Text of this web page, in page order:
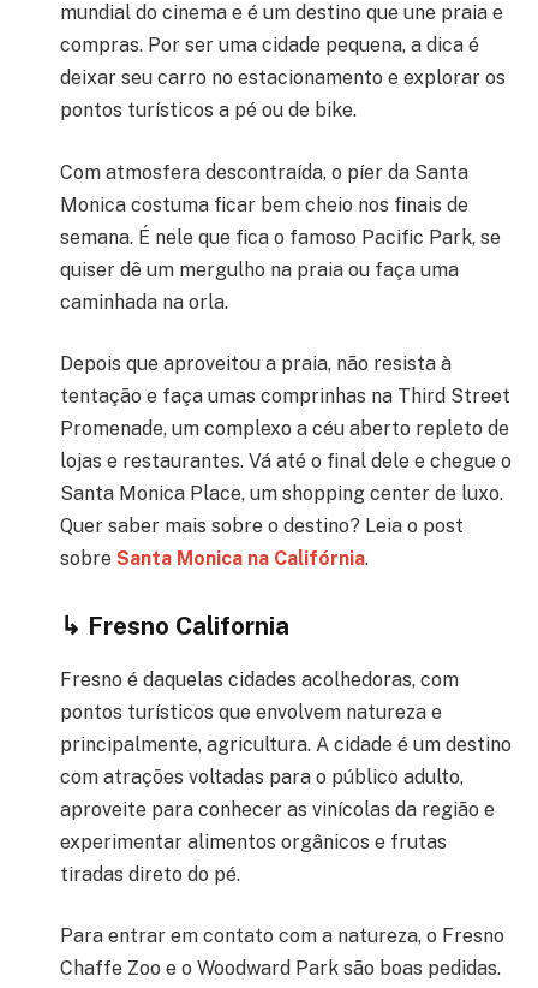
mundial do cinema e é um destino que une praia e
compras. Por ser uma cidade pequena, a dica é
deixar seu carro no estacionamento e explorar os
pontos turísticos a pé ou de bike.
Com atmosfera descontraída, o píer da Santa
Monica costuma ficar bem cheio nos finais de
semana. É nele que fica o famoso Pacific Park, se
quiser dê um mergulho na praia ou faça uma
caminhada na orla.
Depois que aproveitou a praia, não resista à
tentação e faça umas comprinhas na Third Street
Promenade, um complexo a céu aberto repleto de
lojas e restaurantes. Vá até o final dele e chegue o
Santa Monica Place, um shopping center de luxo.
Quer saber mais sobre o destino? Leia o post
sobre Santa Monica na Califórnia.
↳ Fresno California
Fresno é daquelas cidades acolhedoras, com
pontos turísticos que envolvem natureza e
principalmente, agricultura. A cidade é um destino
com atrações voltadas para o público adulto,
aproveite para conhecer as vinícolas da região e
experimentar alimentos orgânicos e frutas
tiradas direto do pé.
Para entrar em contato com a natureza, o Fresno
Chaffe Zoo e o Woodward Park são boas pedidas.